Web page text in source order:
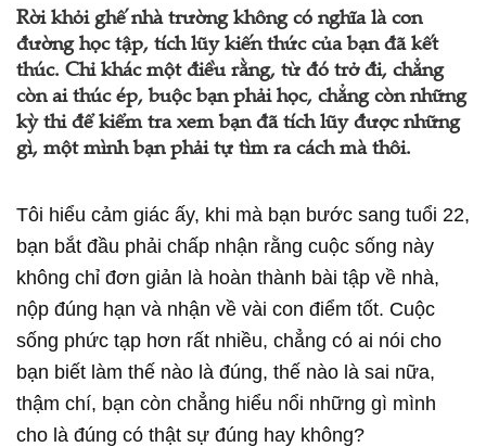
Rời khỏi ghế nhà trường không có nghĩa là con
đường học tập, tích lũy kiến thức của bạn đã kết
thúc. Chỉ khác một điều rằng, từ đó trở đi, chẳng
còn ai thúc ép, buộc bạn phải học, chẳng còn những
kỳ thi để kiểm tra xem bạn đã tích lũy được những
gì, một mình bạn phải tự tìm ra cách mà thôi.
Tôi hiểu cảm giác ấy, khi mà bạn bước sang tuổi 22,
bạn bắt đầu phải chấp nhận rằng cuộc sống này
không chỉ đơn giản là hoàn thành bài tập về nhà,
nộp đúng hạn và nhận về vài con điểm tốt. Cuộc
sống phức tạp hơn rất nhiều, chẳng có ai nói cho
bạn biết làm thế nào là đúng, thế nào là sai nữa,
thậm chí, bạn còn chẳng hiểu nổi những gì mình
cho là đúng có thật sự đúng hay không?